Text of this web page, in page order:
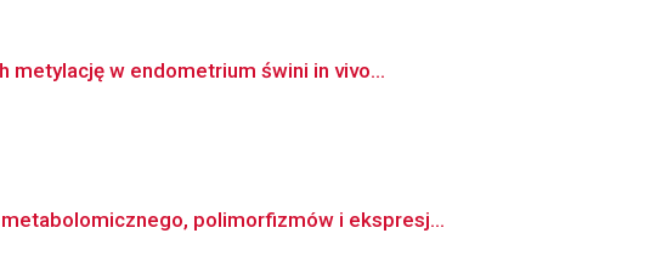
metylację w endometrium świni in vivo...
polimorfizmów i ekspresj...